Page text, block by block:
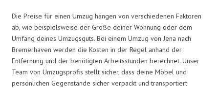
Die Preise für einen Umzug hängen von verschiedenen Faktoren
ab, wie beispielsweise der Größe deiner Wohnung oder dem
Umfang deines Umzugsguts. Bei einem Umzug von Jena nach
Bremerhaven werden die Kosten in der Regel anhand der
Entfernung und der benötigten Arbeitsstunden berechnet. Unser
Team von Umzugsprofis stellt sicher, dass deine Möbel und
persönlichen Gegenstände sicher verpackt und transportiert